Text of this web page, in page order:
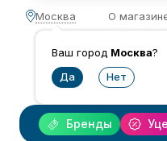
Москва
Ваш город Москва?
О
Бренды